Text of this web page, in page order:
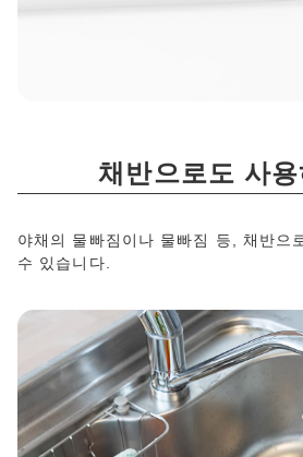
채반으로도 사
야채의 물빠짐이나 물빠짐 등, 채반으
수 있습니다.